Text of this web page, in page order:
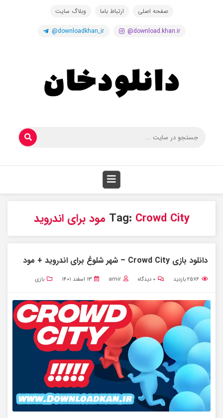
صفحه اصلی ارتباط باما وبلاگ سایت
@download.khan.ir
@downloadkhan_ir
Tag: Crowd City مود برای اندروید
دانلود بازی Crowd City – شهر شلوغ برای اندروید + مود
۲۵۷۶بازدید ۰ دیدگاه amir ۱۳ اسفند ۱۴۰۱ بازی